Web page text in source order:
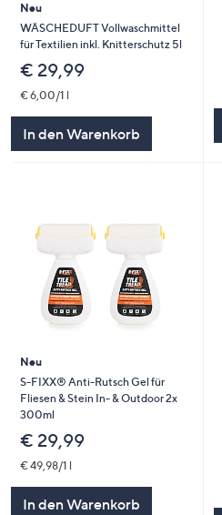
Neu
WÄSCHEDUFT Vollwaschmittel
für Textilien inkl. Knitterschutz 5l
€ 29,99
€ 6,00/1 l
In den Warenkorb
Neu
S-FIXX® Anti-Rutsch Gel für
Fliesen & Stein In- & Outdoor 2x
300ml
€ 29,99
€ 49,98/1 l
In den Warenkorb